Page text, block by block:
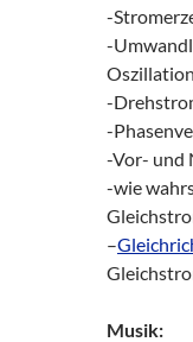
-
-
-
-
-Vor- und
-wie
–
Musik: